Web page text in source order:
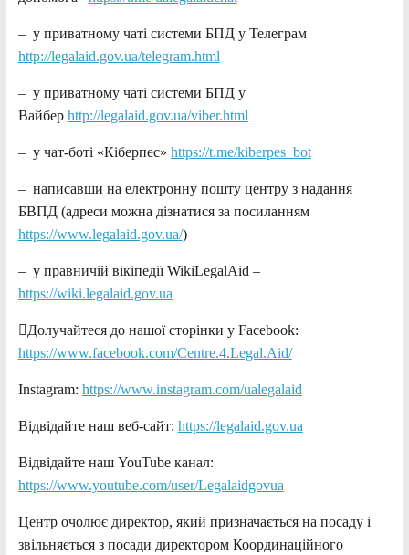
– у приватному чаті системи БПД у Телеграм
http://legalaid.gov.ua/telegram.html
– у приватному чаті системи БПД у
Вайбер http://legalaid.gov.ua/viber.html
– у чат-боті «Кіберпес» https://t.me/kiberpes_bot
– написавши на електронну пошту центру з надання
БВПД (адреси можна дізнатися за посиланням
https://www.legalaid.gov.ua/)
– у правничій вікіпедії WikiLegalAid –
https://wiki.legalaid.gov.ua
Долучайтеся до нашої сторінки у Facebook:
https://www.facebook.com/Centre.4.Legal.Aid/
Іnstagram: https://www.instagram.com/ualegalaid
Відвідайте наш веб-сайт: https://legalaid.gov.ua
Відвідайте наш YouTube канал:
https://www.youtube.com/user/Legalaidgovua
Центр очолює директор, який призначається на посаду і
звільняється з посади директором Координаційного